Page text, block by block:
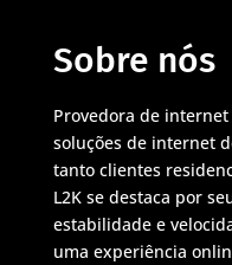
Sobre nós
Provedora de
soluções de internet
tanto clientes
L2K se destaca por
estabilidade e
uma experiência